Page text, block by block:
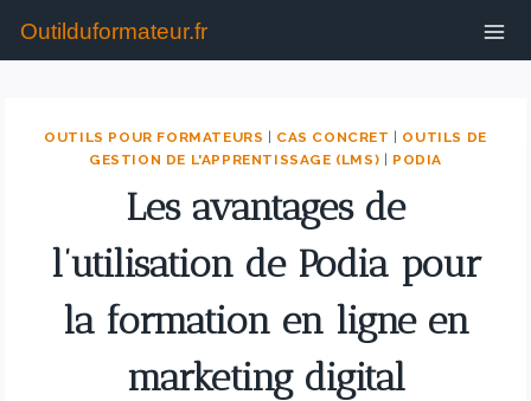
Outilduformateur.fr
OUTILS POUR FORMATEURS CAS CONCRET
OUTILS DE
GESTION DE L'APPRENTISSAGE (LMS)
PODIA
Les avantages de
l’utilisation de Podia pour
la formation en ligne en
marketing digital